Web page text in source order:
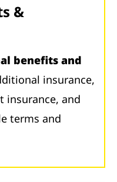
&
benefits and
insurance,
insurance, and
terms and